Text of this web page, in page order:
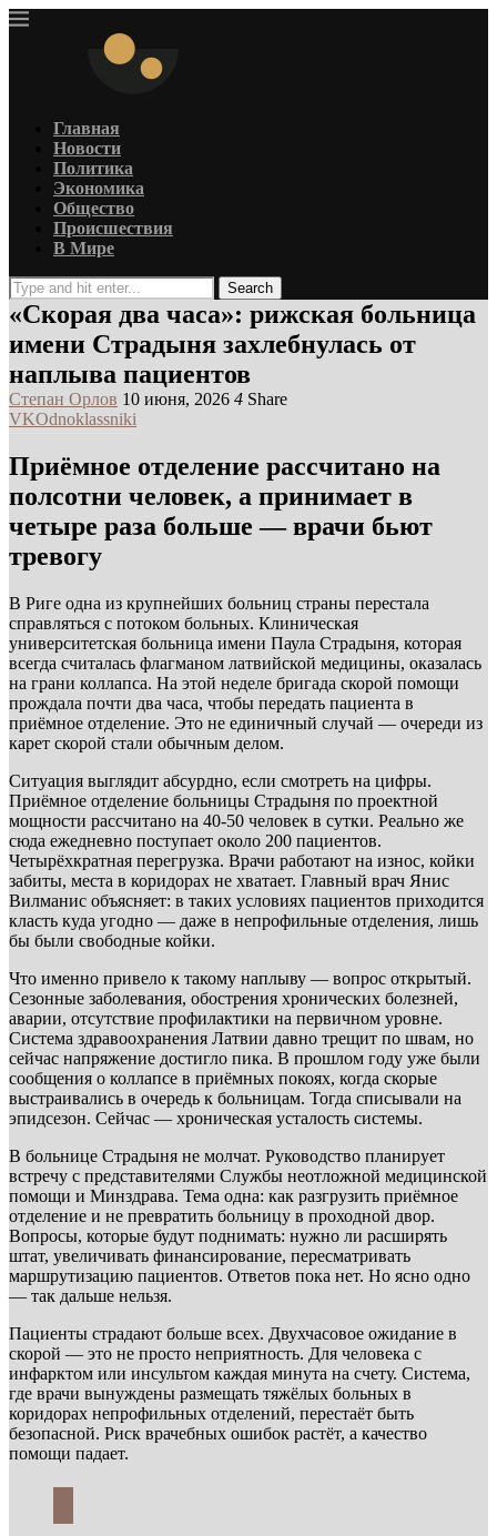
Главная
Новости
Политика
Экономика
Общество
Происшествия
В Мире
Search
«Скорая два часа»: рижская больница
имени Страдыня захлебнулась от
наплыва пациентов
Степан Орлов 10 июня, 2026 4 Share
VKOdnoklassniki
Приёмное отделение рассчитано на
полсотни человек, а принимает в
четыре раза больше — врачи бьют
тревогу
В Риге одна из крупнейших больниц страны перестала
справляться с потоком больных. Клиническая
университетская больница имени Паула Страдыня, которая
всегда считалась флагманом латвийской медицины, оказалась
на грани коллапса. На этой неделе бригада скорой помощи
прождала почти два часа, чтобы передать пациента в
приёмное отделение. Это не единичный случай — очереди из
карет скорой стали обычным делом.
Ситуация выглядит абсурдно, если смотреть на цифры.
Приёмное отделение больницы Страдыня по проектной
мощности рассчитано на 40-50 человек в сутки. Реально же
сюда ежедневно поступает около 200 пациентов.
Четырёхкратная перегрузка. Врачи работают на износ, койки
забиты, места в коридорах не хватает. Главный врач Янис
Вилманис объясняет: в таких условиях пациентов приходится
класть куда угодно — даже в непрофильные отделения, лишь
бы были свободные койки.
Что именно привело к такому наплыву — вопрос открытый.
Сезонные заболевания, обострения хронических болезней,
аварии, отсутствие профилактики на первичном уровне.
Система здравоохранения Латвии давно трещит по швам, но
сейчас напряжение достигло пика. В прошлом году уже были
сообщения о коллапсе в приёмных покоях, когда скорые
выстраивались в очередь к больницам. Тогда списывали на
эпидсезон. Сейчас — хроническая усталость системы.
В больнице Страдыня не молчат. Руководство планирует
встречу с представителями Службы неотложной медицинской
помощи и Минздрава. Тема одна: как разгрузить приёмное
отделение и не превратить больницу в проходной двор.
Вопросы, которые будут поднимать: нужно ли расширять
штат, увеличивать финансирование, пересматривать
маршрутизацию пациентов. Ответов пока нет. Но ясно одно
— так дальше нельзя.
Пациенты страдают больше всех. Двухчасовое ожидание в
скорой — это не просто неприятность. Для человека с
инфарктом или инсультом каждая минута на счету. Система,
где врачи вынуждены размещать тяжёлых больных в
коридорах непрофильных отделений, перестаёт быть
безопасной. Риск врачебных ошибок растёт, а качество
помощи падает.